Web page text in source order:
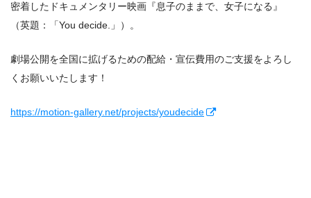
密着したドキュメンタリー映画『息子のままで、女子になる』
（英題：「You decide.」）。
劇場公開を全国に拡げるための配給・宣伝費用のご支援をよろし
くお願いいたします！
https://motion-gallery.net/projects/youdecide